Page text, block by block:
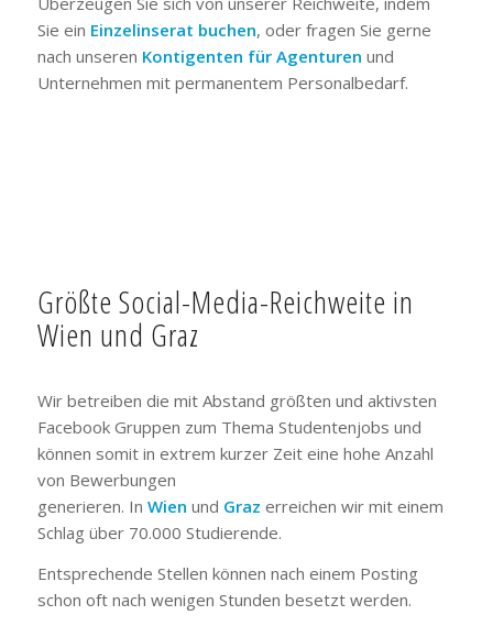
Sie ein Einzelinserat buchen, oder fragen Sie gerne
nach unseren Kontigenten für Agenturen und
Unternehmen mit permanentem Personalbedarf.
Größte Social-Media-Reichweite in
Wien und Graz
Wir betreiben die mit Abstand größten und aktivsten
Facebook Gruppen zum Thema Studentenjobs und
können somit in extrem kurzer Zeit eine hohe Anzahl
von Bewerbungen
generieren. In Wien und Graz erreichen wir mit einem
Schlag über 70.000 Studierende.
Entsprechende Stellen können nach einem Posting
schon oft nach wenigen Stunden besetzt werden.